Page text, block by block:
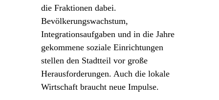
die Fraktionen dabei.
Bevölkerungswachstum,
Integrationsaufgaben und in die Jahre
gekommene soziale Einrichtungen
stellen den Stadtteil vor große
Herausforderungen. Auch die lokale
Wirtschaft braucht neue Impulse.